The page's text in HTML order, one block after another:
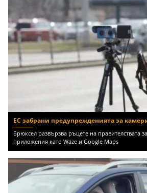
ЕС забрани предупрежденията за
Брюксел развързва ръцете на правителствата
приложения като Waze и Google Maps